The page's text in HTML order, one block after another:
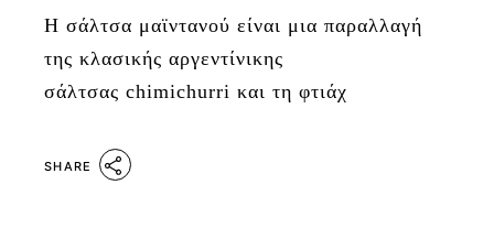
Η σάλτσα μαϊντανού είναι μια παραλλαγή
της κλασικής αργεντίνικης
σάλτσας chimichurri και τη φτιάχ
SHARE